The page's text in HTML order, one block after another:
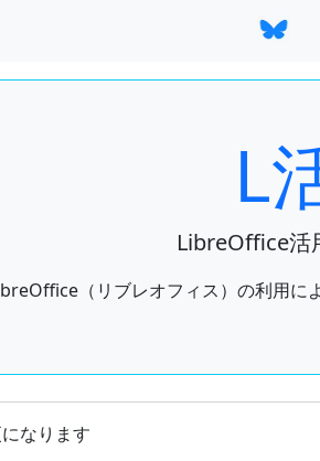
L
LibreOffice活
（リブレオフィス）の利用に
なります